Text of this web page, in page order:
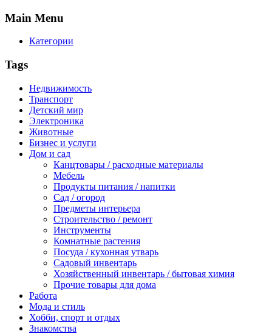
Main Menu
Категории
Tags
Недвижимость
Транспорт
Детский мир
Электроника
Животные
Бизнес и услуги
Дом и сад
Канцтовары / расходные материалы
Мебель
Продукты питания / напитки
Сад / огород
Предметы интерьера
Строительство / ремонт
Инструменты
Комнатные растения
Посуда / кухонная утварь
Садовый инвентарь
Хозяйственный инвентарь / бытовая химия
Прочие товары для дома
Работа
Мода и стиль
Хобби, спорт и отдых
Знакомства